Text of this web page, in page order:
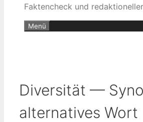
Faktencheck und
Menü
Diversität —
alternatives Wort